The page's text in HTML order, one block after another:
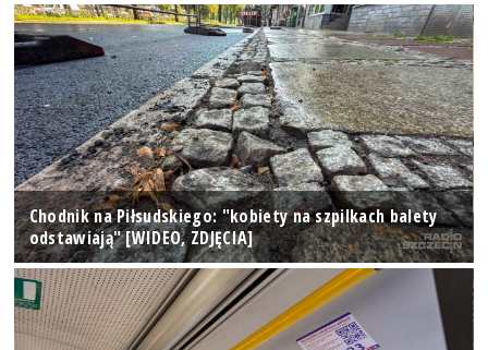
Chodnik na Piłsudskiego: "kobiety na szpilkach balety
odstawiają" [WIDEO, ZDJĘCIA]